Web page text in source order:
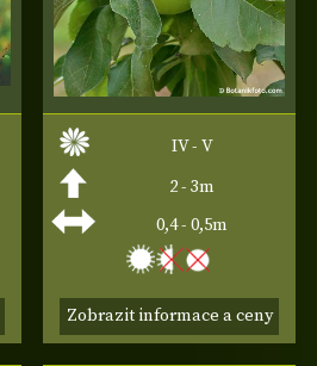
IV - V
2 - 3m
0,4 - 0,5m
Zobrazit informace a ceny